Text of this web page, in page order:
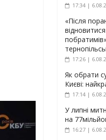
17:34 |
«Після
17:26 |
Як обрати
Києві:
17:14 |
У липні
на
16:27 |